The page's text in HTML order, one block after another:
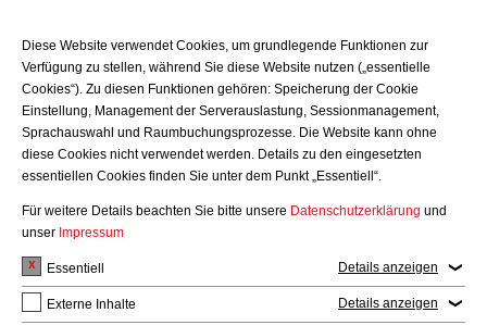
130 88 – 604 gerne zur Verfügung.
Bei uns zählen Persönlichkeit, Kompetenz und Teamgeist –
unabhängig von Geschlecht, Herkunft oder Hintergrund. Wir
freuen uns auf Dich!
Weitere Stellenangebote
Hier finden Sie weitere Stellenanzeigen von TelemaxX
Telekommunikation GmbH
Diese Website verwendet Cookies, um grundlegende Funktionen zur
Verfügung zu stellen, während Sie diese Website nutzen („essentielle
Cookies“). Zu diesen Funktionen gehören: Speicherung der Cookie
Einstellung, Management der Serverauslastung, Sessionmanagement,
Sprachauswahl und Raumbuchungsprozesse. Die Website kann ohne
diese Cookies nicht verwendet werden. Details zu den eingesetzten
essentiellen Cookies finden Sie unter dem Punkt „Essentiell“.
Für weitere Details beachten Sie bitte unsere Datenschutzerklärung und
unser Impressum
Essentiell Details anzeigen
Externe Inhalte Details anzeigen